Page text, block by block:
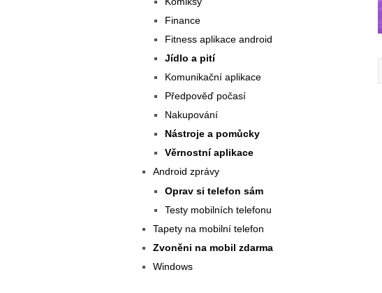
Finance
Fitness aplikace android
Jídlo a pití
Komunikační aplikace
Předpověď počasí
Nakupování
Nástroje a pomůcky
Věrnostní aplikace
Android zprávy
Oprav si telefon sám
Testy mobilních telefonu
Tapety na mobilní telefon
Zvoněni na mobil zdarma
Windows